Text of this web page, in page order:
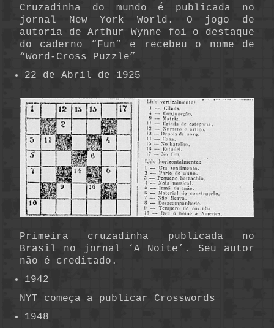
Cruzadinha do mundo é publicada no
jornal New York World. O jogo de
autoria de Arthur Wynne foi o destaque
do caderno “Fun” e recebeu o nome de
“Word-Cross Puzzle”
22 de Abril de 1925
Primeira cruzadinha publicada no
Brasil no jornal ‘A Noite’. Seu autor
não é creditado.
1942
NYT começa a publicar Crosswords
1948